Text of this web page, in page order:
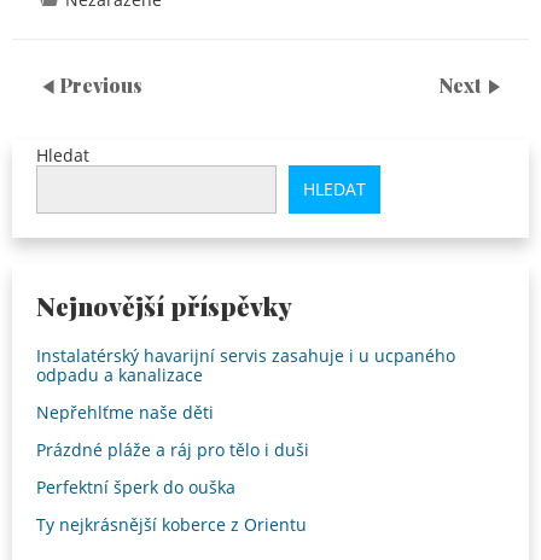
Previous Next
Hledat
HLEDAT
Nejnovější příspěvky
Instalatérský havarijní servis zasahuje i u ucpaného
odpadu a kanalizace
Nepřehlťme naše děti
Prázdné pláže a ráj pro tělo i duši
Perfektní šperk do ouška
Ty nejkrásnější koberce z Orientu